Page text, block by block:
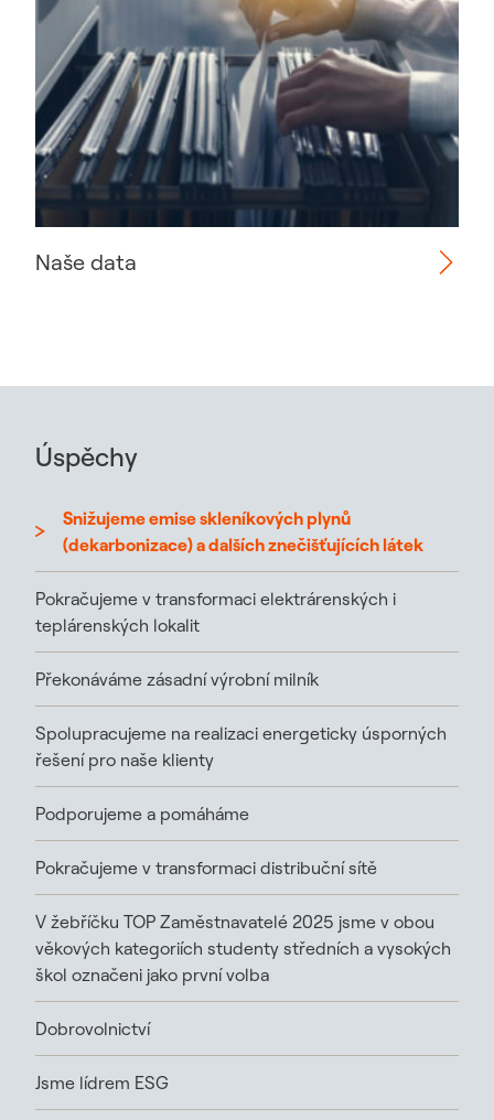
Naše data
Úspěchy
Snižujeme emise skleníkových plynů
(dekarbonizace) a dalších znečišťujících látek
Pokračujeme v transformaci elektrárenských i
teplárenských lokalit
Překonáváme zásadní výrobní milník
Spolupracujeme na realizaci energeticky úsporných
řešení pro naše klienty
Podporujeme a pomáháme
Pokračujeme v transformaci distribuční sítě
V žebříčku TOP Zaměstnavatelé 2025 jsme v obou
věkových kategoriích studenty středních a vysokých
škol označeni jako první volba
Dobrovolnictví
Jsme lídrem ESG